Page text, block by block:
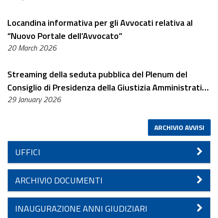
Locandina informativa per gli Avvocati relativa al
“Nuovo Portale dell’Avvocato”
20 March 2026
Streaming della seduta pubblica del Plenum del
Consiglio di Presidenza della Giustizia Amministrativa
– 11 febbraio 2026
29 January 2026
ARCHIVIO AVVISI
UFFICI
ARCHIVIO DOCUMENTI
INAUGURAZIONE ANNI GIUDIZIARI